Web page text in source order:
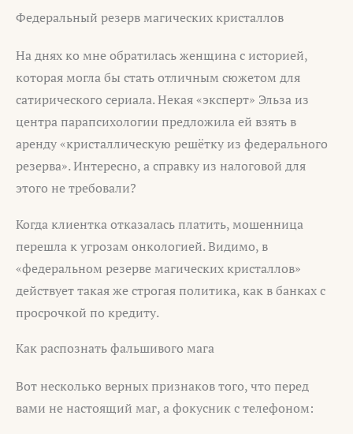
Федеральный резерв магических кристаллов
На днях ко мне обратилась женщина с историей,
которая могла бы стать отличным сюжетом для
сатирического сериала. Некая «эксперт» Эльза из
центра парапсихологии предложила ей взять в
аренду «кристаллическую решётку из федерального
резерва». Интересно, а справку из налоговой для
этого не требовали?
Когда клиентка отказалась платить, мошенница
перешла к угрозам онкологией. Видимо, в
«федеральном резерве магических кристаллов»
действует такая же строгая политика, как в банках с
просрочкой по кредиту.
Как распознать фальшивого мага
Вот несколько верных признаков того, что перед
вами не настоящий маг, а фокусник с телефоном: